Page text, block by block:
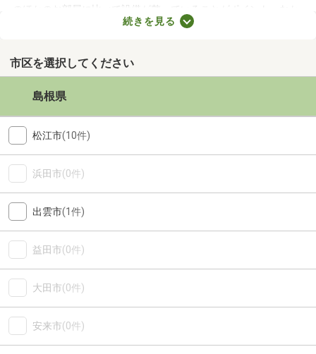
のほかのお部屋に比べて設備が整っていることがポイント。なか
には高級感のある内装に整えられた物件もあるので、グレードの
貸物件のなかから、気になるお部屋を見つけてくださいね。
続きを見る
市区を選択してください
島根県
松江市(10件)
浜田市(0件)
出雲市(1件)
益田市(0件)
大田市(0件)
安来市(0件)